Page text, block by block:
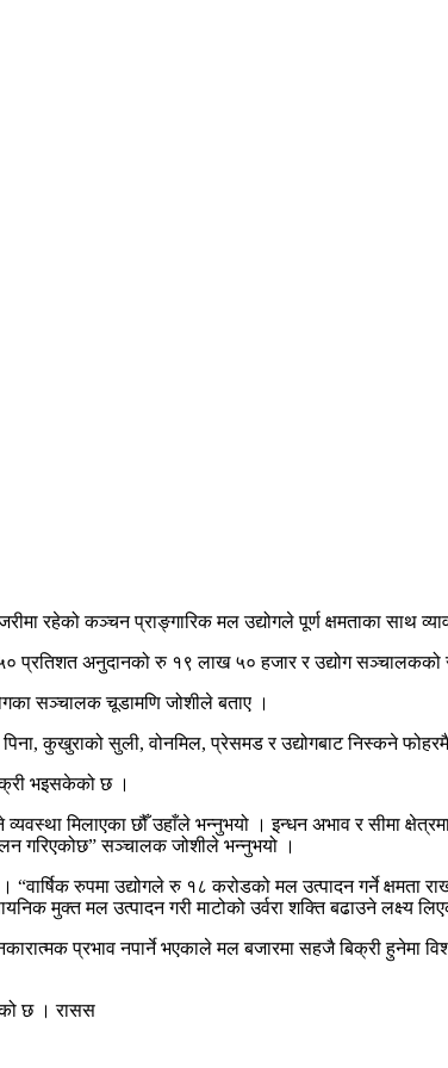
रहेको कञ्चन प्राङ्गारिक मल उद्योगले पूर्ण क्षमताका साथ
प्रतिशत अनुदानको रु १९ लाख ५० हजार र उद्योग
सञ्चालक चूडामणि जोशीले बताए ।
कुखुराको सुली, वोनमिल, प्रेसमड र उद्योगबाट निस्कने
भइसकेको छ ।
मिलाएका छौँ उहाँले भन्नुभयो । इन्धन अभाव र सीमा
गरिएकोछ” सञ्चालक जोशीले भन्नुभयो ।
“वार्षिक रुपमा उद्योगले रु १८ करोडको मल उत्पादन गर्ने क्षमता
मुक्त मल उत्पादन गरी माटोको उर्वरा शक्ति बढाउने लक्ष्य
नकारात्मक प्रभाव नपार्ने भएकाले मल बजारमा सहजै बिक्री
छ । रासस